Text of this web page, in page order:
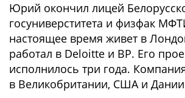
Юрий окончил лицей
госуниверститета и физфак
настоящее время живет в
работал в Deloitte и BP. Его
исполнилось три года.
в Великобритании, США и